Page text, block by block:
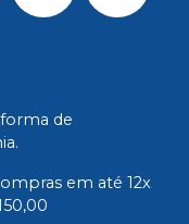
de
em até 12x